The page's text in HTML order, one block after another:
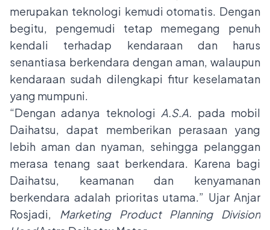
merupakan teknologi kemudi otomatis. Dengan
begitu, pengemudi tetap memegang penuh
kendali terhadap kendaraan dan harus
senantiasa berkendara dengan aman, walaupun
kendaraan sudah dilengkapi fitur keselamatan
yang mumpuni.
“Dengan adanya teknologi A.S.A.
pada mobil
Daihatsu, dapat memberikan perasaan yang
lebih aman dan nyaman, sehingga pelanggan
merasa tenang saat berkendara. Karena bagi
Daihatsu, keamanan dan kenyamanan
berkendara adalah prioritas utama.” Ujar Anjar
Rosjadi, Marketing Product Planning Division